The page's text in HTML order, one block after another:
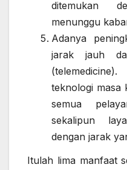
ditemukan
menunggu
Adanya
jarak jauh
teknologi masa
semua
sekalipun
dengan jarak
Itulah lima manfaat